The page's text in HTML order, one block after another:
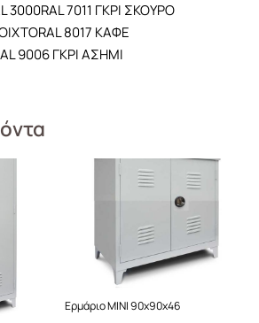
3000RAL 7011 ΓΚΡΙ ΣΚΟΥΡΟ
RAL 8017 ΚΑΦΕ
9006 ΓΚΡΙ ΑΣΗΜΙ
Ερμάριο MINI 90x90x46